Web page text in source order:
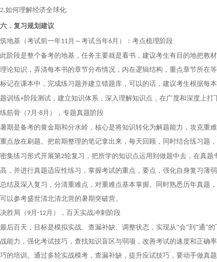
2.如何理解经济全球化
六．复习规划建议
筑地基 （考试前一年11月～考试当年6月）： 考点梳理阶段
此阶段是整个备考的地基， 任务主要就是看书，建议考生有目的地把教
理论知识，弄清每本书的章节分布情况，内在逻辑结构，重点章节所在
标记在课本中，完成练习题并建立错题库，可以的话，建议考生根据每
题训练+阶段测试，建立知识体系，深入理解知识点，在广度和深度上
练筋骨 （7月 -8月）， 专题真题阶段
暑期是备考的黄金期和分水岭，核心是将知识转化为解题能力，攻克重
重点放在刷题。把前期整理的笔记拿出来，每天回顾，同时结合练习题
密集练习形式开展第2轮复习，把所学的知识点运用到做题中去，在真
高，并进行真题适应性练习，掌握考试的重点，要点，强化自身复习薄
总结及深入复习，分清重难点，对重难点基本掌握。同时熟悉历年真题
可以参考盛世清北清北营的暑期突破营。
决胜局 （ 9月 -12月 ）， 百天实战冲刺 阶段
最后百天，目标是模拟实战、查漏补缺、调整状态，实现从“会”到“通”
战能力，强化考试技巧，查找知识盲区与弱项，改善考试的速度和正确
巧的培训。通过多轮实战模考，查漏补缺，提升应试技巧，要动手做真